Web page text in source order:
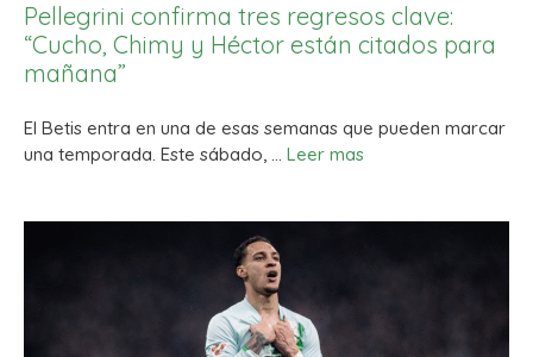
Pellegrini confirma tres regresos clave:
“Cucho, Chimy y Héctor están citados para
mañana”
El Betis entra en una de esas semanas que pueden marcar
una temporada. Este sábado, … Leer mas